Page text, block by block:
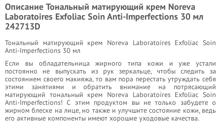
Описание Тональный матирующий крем Noreva
Laboratoires Exfoliac Soin Anti-Imperfections 30 мл
242713D
Тональный матирующий крем Noreva Laboratoires Exfoliac Soin
Anti-Imperfections 30 мл
Если вы обладательница жирного типа кожи и уже устали
постоянно не выпускать из рук зеркальце, чтобы следить за
состоянием своего макияжа, то вам пора перестать утруждать себя
этими занятиями и обратить внимание на потрясающий
матирующий тональный крем Noreva Laboratoires Exfoliac Soin
Anti-Imperfections! С этим продуктом вы не только забудете о
жирном блеске на лице, но также и улучшите состояние кожи, ведь
его активные компоненты имеют хорошие уходовые качества.